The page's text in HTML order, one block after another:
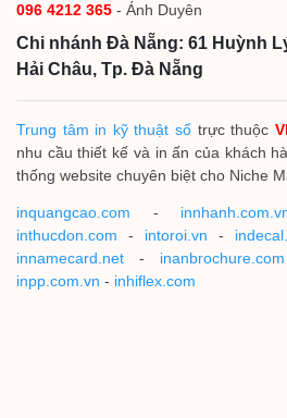
096 4212 365 - Ánh Duyên
Chi nhánh Đà Nẵng: 61 Huỳnh
Hải Châu, Tp. Đà Nẵng
Trung tâm in kỹ thuật sốtrực thuộc
nhu cầu thiết kế và in ấn của khách
thống website chuyên biệt cho Niche
inquangcao.com -
inthucdon.com - intoroi.vn -
innamecard.net - inanbrochure.com
inpp.com.vn - inhiflex.com